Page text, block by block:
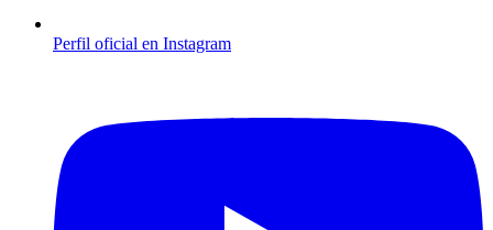
Perfil oficial en Instagram